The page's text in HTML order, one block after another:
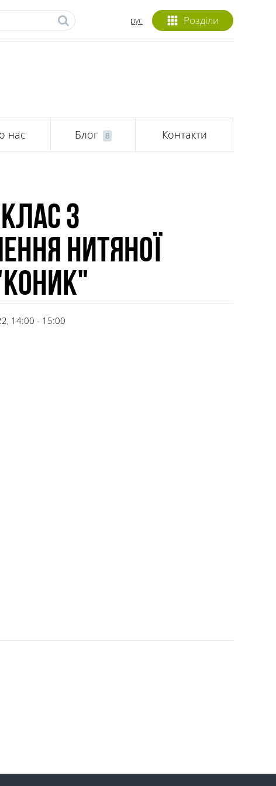
Розділи
рус
нас Блог 8 Контакти
з
нитяної
14:00 - 15:00